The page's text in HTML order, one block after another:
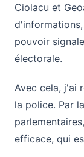
Ciolacu et
pouvoir
électorale.
Avec cela, j'ai
la police. Par
efficace, qui